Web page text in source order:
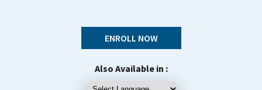
ENROLL NOW
Also Available in :